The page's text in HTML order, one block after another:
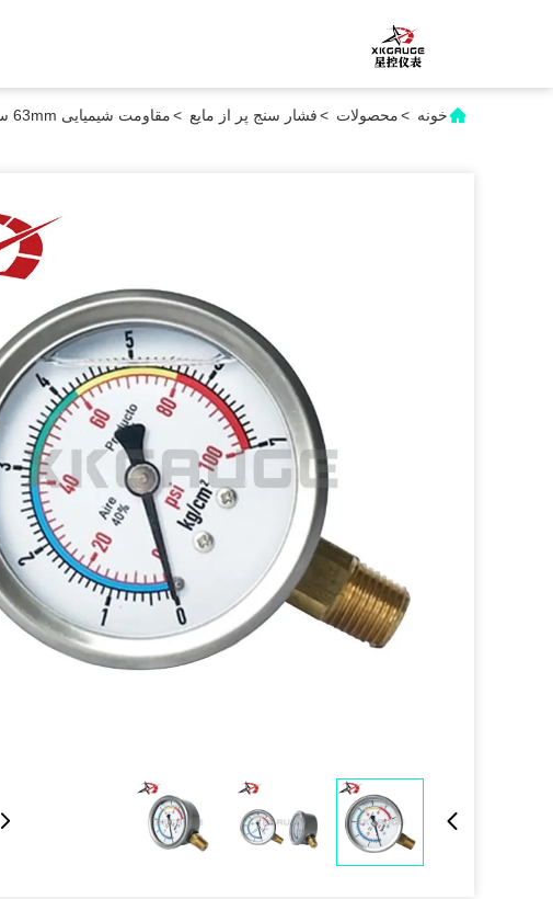
خونه >محصولات >فشار سنج پر از مایع >مقاومت شیمیایی 63mm سیلیکون روغن پر فشار 0-100PSI 7 kg/cm2 مس برای پردازش صنعتی